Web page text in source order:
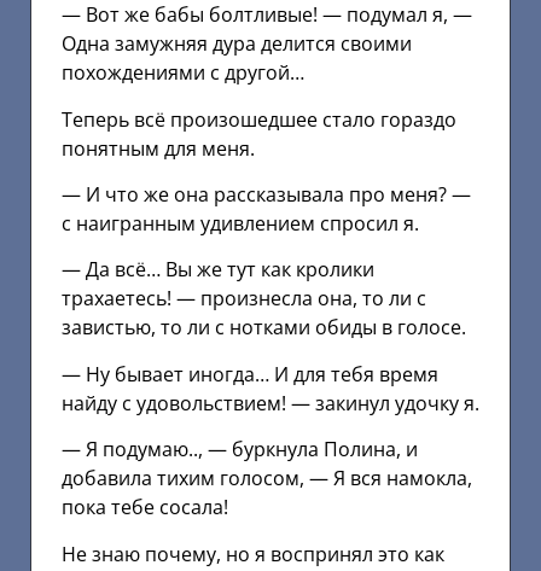
— Вот же бабы болтливые! — подумал я, —
Одна замужняя дура делится своими
похождениями с другой…
Теперь всё произошедшее стало гораздо
понятным для меня.
— И что же она рассказывала про меня? —
с наигранным удивлением спросил я.
— Да всё… Вы же тут как кролики
трахаетесь! — произнесла она, то ли с
завистью, то ли с нотками обиды в голосе.
— Ну бывает иногда… И для тебя время
найду с удовольствием! — закинул удочку я.
— Я подумаю.., — буркнула Полина, и
добавила тихим голосом, — Я вся намокла,
пока тебе сосала!
Не знаю почему, но я воспринял это как